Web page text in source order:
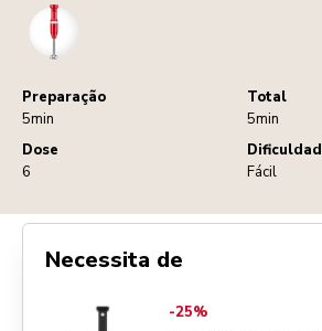
HandBlender
Preparação
5min
Total
5min
Dose
6
Fácil
Necessita de
VARINHA MÁGICA SEM FIOS E
-25%